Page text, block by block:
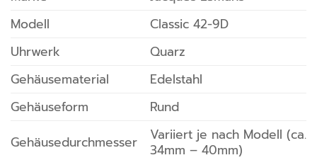
Modell
Classic 42-9D
Uhrwerk
Quarz
Gehäusematerial
Edelstahl
Gehäuseform
Rund
Gehäusedurchmesser
Variiert je nach Modell (ca.
34mm – 40mm)